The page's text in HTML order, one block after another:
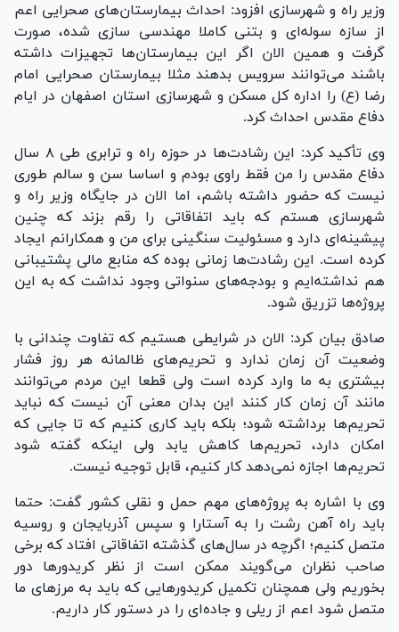
وزیر راه و شهرسازی افزود: احداث بیمارستان‌های صحرایی اعم
از سازه سوله‌ای و بتنی کاملا مهندسی سازی شده، صورت
گرفت و همین الان اگر این بیمارستان‌ها تجهیزات داشته
باشند می‌توانند سرویس بدهند مثلا بیمارستان صحرایی امام
رضا (ع) را اداره کل مسکن و شهرسازی استان اصفهان در ایام
دفاع مقدس احداث کرد.
وی تأکید کرد: این رشادت‌ها در حوزه راه و ترابری طی ۸ سال
دفاع مقدس را من فقط راوی بودم و اساسا سن و سالم طوری
نیست که حضور داشته باشم، اما الان در جایگاه وزیر راه و
شهرسازی هستم که باید اتفاقاتی را رقم بزند که چنین
پیشینه‌ای دارد و مسئولیت سنگینی برای من و همکارانم ایجاد
کرده است. این رشادت‌ها زمانی بوده که منابع مالی پشتیبانی
هم نداشته‌ایم و بودجه‌های سنواتی وجود نداشت که به این
پروژه‌ها تزریق شود.
صادق بیان کرد: الان در شرایطی هستیم که تفاوت چندانی با
وضعیت آن زمان ندارد و تحریم‌های ظالمانه هر روز فشار
بیشتری به ما وارد کرده است ولی قطعا این مردم می‌توانند
مانند آن زمان کار کنند این بدان معنی آن نیست که نباید
تحریم‌ها برداشته شود؛ بلکه باید کاری کنیم که تا جایی که
امکان دارد، تحریم‌ها کاهش یابد ولی اینکه گفته شود
تحریم‌ها اجازه نمی‌دهد کار کنیم، قابل توجیه نیست.
وی با اشاره به پروژه‌های مهم حمل و نقلی کشور گفت: حتما
باید راه آهن رشت را به آستارا و سپس آذربایجان و روسیه
متصل کنیم؛ اگرچه در سال‌های گذشته اتفاقاتی افتاد که برخی
صاحب نظران می‌گویند ممکن است از نظر کریدور‌ها دور
بخوریم ولی همچنان تکمیل کریدور‌هایی که باید به مرز‌های ما
متصل شود اعم از ریلی و جاده‌ای را در دستور کار داریم.